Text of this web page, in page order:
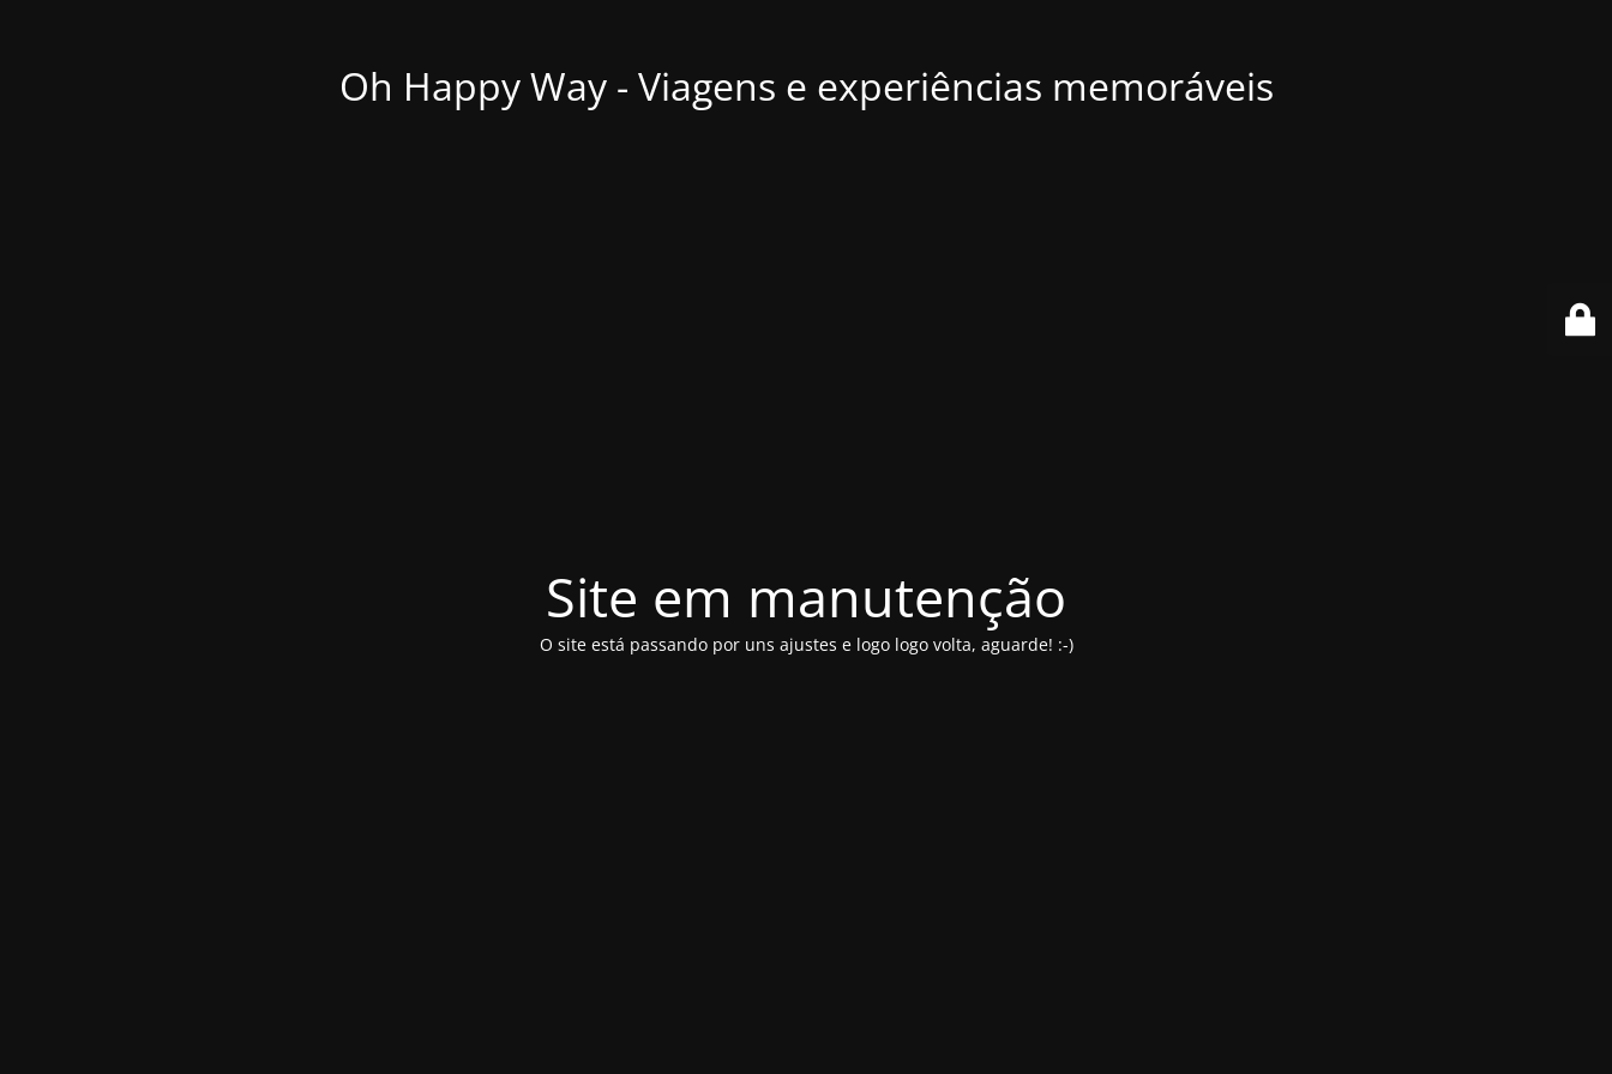
Oh Happy Way - Viagens e experiências memoráveis
Site em manutenção
O site está passando por uns ajustes e logo logo volta, aguarde! :-)